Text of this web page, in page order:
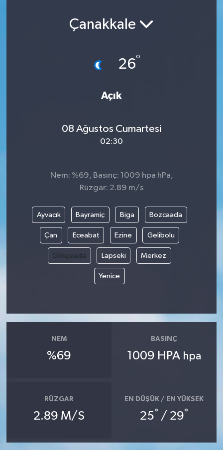
Çanakkale
26°
Açık
08 Ağustos Cumartesi
02:30
Nem: %69, Basınç: 1009 hpa hPa,
Rüzgar: 2.89 m/s
Ayvacık Bayramiç Biga Bozcaada
Çan Eceabat Ezine Gelibolu
Gökçeada Lapseki Merkez
Yenice
NEM
%69
BASINÇ
1009 HPA hpa
RÜZGAR
2.89 M/S
EN DÜŞÜK / EN YÜKSEK
25° / 29°